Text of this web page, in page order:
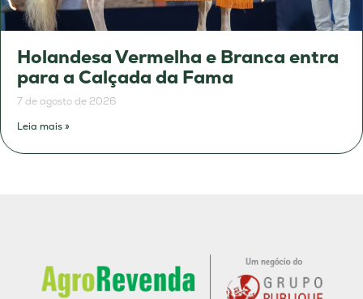
Holandesa Vermelha e Branca entra
para a Calçada da Fama
7 de agosto de 2026
Leia mais »